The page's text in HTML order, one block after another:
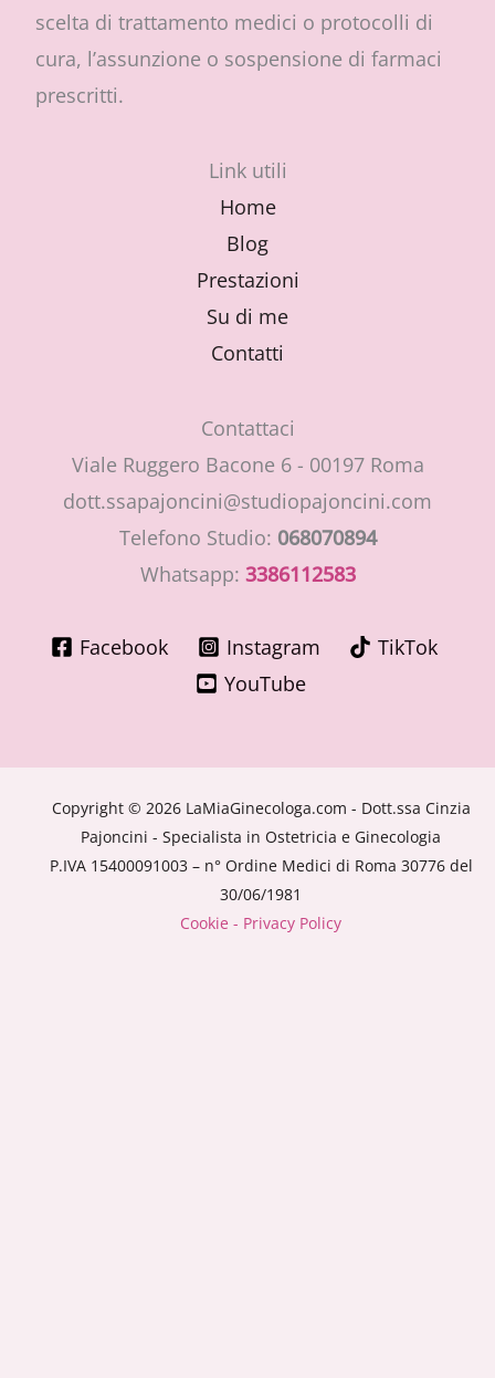
scelta di trattamento medici o protocolli di
cura, l’assunzione o sospensione di farmaci
prescritti.
Link utili
Home
Blog
Prestazioni
Su di me
Contatti
Contattaci
Viale Ruggero Bacone 6 - 00197 Roma
dott.ssapajoncini@studiopajoncini.com
Telefono Studio: 068070894
Whatsapp: 3386112583
Facebook Instagram
TikTok
YouTube
Copyright © 2026 LaMiaGinecologa.com - Dott.ssa Cinzia
Pajoncini - Specialista in Ostetricia e Ginecologia
P.IVA 15400091003 – n° Ordine Medici di Roma 30776 del
30/06/1981
Cookie - Privacy Policy